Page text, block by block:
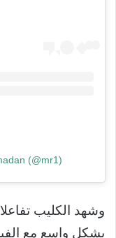
(@mr1)
وشهد الكليب
بشكل واسع مع